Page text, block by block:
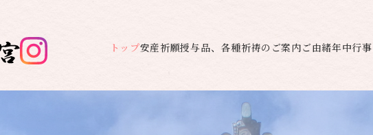
トップ安産祈願授与品、各種祈祷のご案内ご由緒年中行事